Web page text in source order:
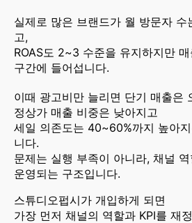
실제로 많은 브랜드가 월 방문자 수
고,
ROAS도 2~3 수준을 유지하지만
구간에 들어섭니다.
이때 광고비만 늘리면 단기 매출은
정상가 매출 비중은 낮아지고
세일 의존도는 40~60%까지 높아
니다.
문제는 실행 부족이 아니라, 채널
운영되는 구조입니다.
스튜디오펍시가 개입하게 되면
가장 먼저 채널의 역할과 KPI를 재